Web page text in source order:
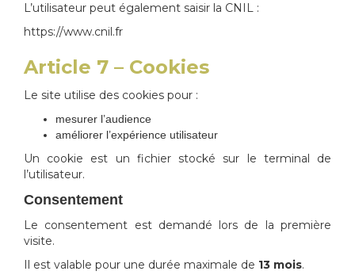
L’utilisateur peut également saisir la CNIL :
https://www.cnil.fr
Article 7 – Cookies
Le site utilise des cookies pour :
mesurer l’audience
améliorer l’expérience utilisateur
Un cookie est un fichier stocké sur le terminal de
l’utilisateur.
Consentement
Le consentement est demandé lors de la première
visite.
Il est valable pour une durée maximale de 13 mois.